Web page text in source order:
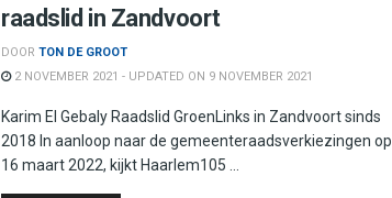
raadslid in Zandvoort
DOOR TON DE GROOT
2 NOVEMBER 2021 - UPDATED ON 9 NOVEMBER 2021
Karim El Gebaly Raadslid GroenLinks in Zandvoort sinds
2018 In aanloop naar de gemeenteraadsverkiezingen op
16 maart 2022, kijkt Haarlem105 ...